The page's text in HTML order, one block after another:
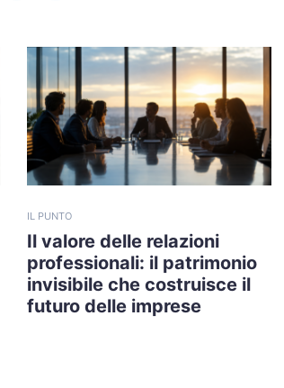
IL PUNTO
Il valore delle relazioni
professionali: il patrimonio
invisibile che costruisce il
futuro delle imprese